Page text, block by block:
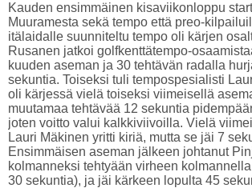
Kauden ensimmäinen kisaviikonloppu
Muuramesta sekä tempo että preo-
itälaidalle suunniteltu tempo oli kärjen
Rusanen jatkoi golfkenttätempo-
kuuden aseman ja 30 tehtävän radalla
sekuntia. Toiseksi tuli tempospesialisti
oli kärjessä vielä toiseksi viimeisellä
muutamaa tehtävää 12 sekuntia
joten voitto valui kalkkiviivoilla. Vielä
Lauri Mäkinen yritti kiriä, mutta se jäi 7
Ensimmäisen aseman jälkeen johtanut
kolmanneksi tehtyään virheen
30 sekuntia), ja jäi kärkeen lopulta 45